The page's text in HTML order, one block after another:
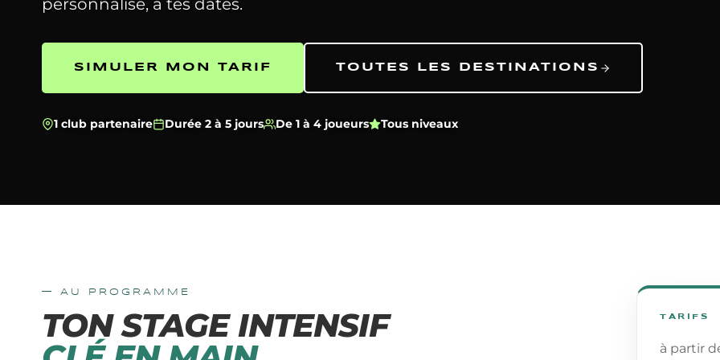
personnalisé, à tes dates.
SIMULER MON TARIF TOUTES LES DESTINATIONS
1 club partenaire Durée 2 à 5 jours De 1 à 4 joueurs Tous niveaux
— AU PROGRAMME
TON STAGE INTENSIF TARIFS
à partir